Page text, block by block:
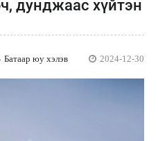
дунджаас хүйтэн
Батаар юу хэлэв 2024-12-30